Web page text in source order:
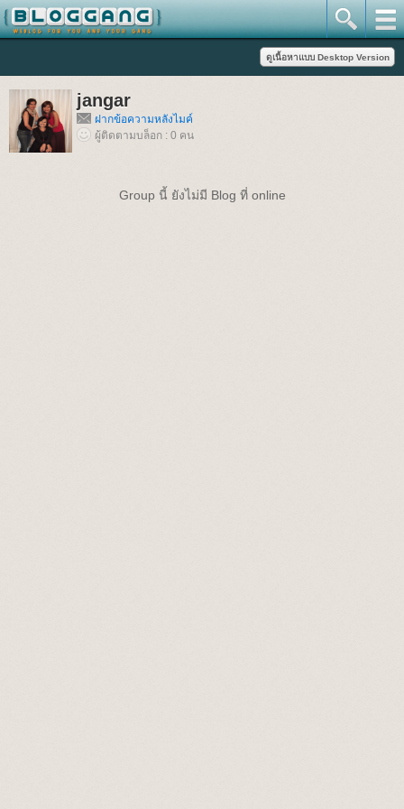
jangar
ฝากข้อความหลังไมค์
ผู้ติดตามบล็อก : 0 คน
Group นี้ ยังไม่มี Blog ที่ online